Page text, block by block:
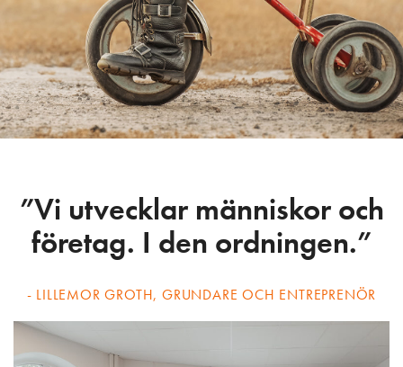
”Vi utvecklar människor och
företag. I den ordningen.”
- LILLEMOR GROTH, GRUNDARE OCH ENTREPRENÖR